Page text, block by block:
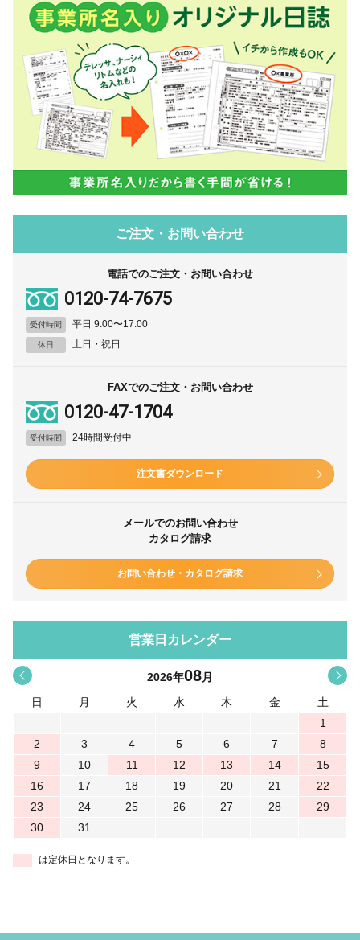
ご注文・お問い合わせ
電話でのご注文・お問い合わせ
0120-74-7675
受付時間 平日 9:00〜17:00
休日 土日・祝日
FAXでのご注文・お問い合わせ
0120-47-1704
受付時間 24時間受付中
注文書ダウンロード
メールでのお問い合わせ
カタログ請求
お問い合わせ・カタログ請求
営業日カレンダー
< 2026年08月
日
月 火 水 木 金
土
1
2
3 4 5 6 7
8
9
10 11 12 13 14
15
16
17 18 19 20 21
22
23
24 25 26 27 28
29
30
31
は定休日となります。